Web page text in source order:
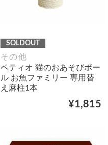
SOLDOUT
その他
ペティオ 猫のおあそびポー
ル お魚ファミリー 専用替
え麻柱1本
¥1,815